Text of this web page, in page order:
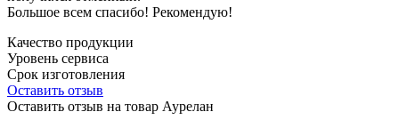
Большое всем спасибо! Рекомендую!
Качество продукции
Уровень сервиса
Срок изготовления
Оставить отзыв
Оставить отзыв на товар Аурелан